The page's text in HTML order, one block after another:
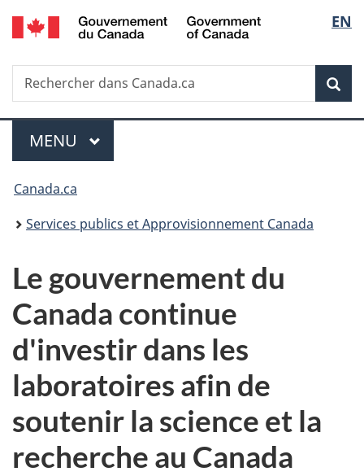
Passer
au
principal
Passer
à
Au
du
Passer
à
version
simplifiée
de
la
EN
Recherche
Rechercher
dans
Menu
MENU PRINCIPAL
Vous
êtes
Canada.ca
Services publics et Approvisionnement Canada
Le gouvernement du
Canada continue
d'investir dans les
laboratoires afin de
soutenir la science et la
recherche au Canada